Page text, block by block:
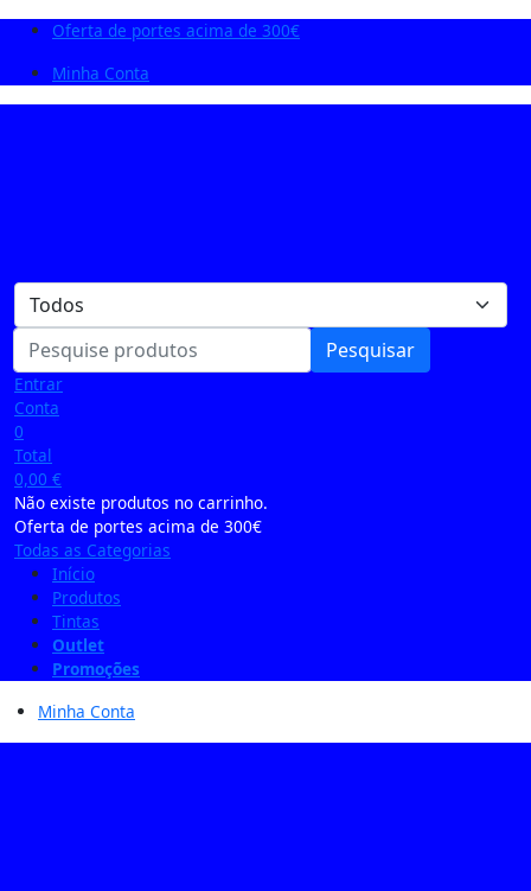
Oferta de portes acima de 300€
Minha Conta
Pesquisar
Entrar
Conta
0
Total
0,00 €
Não existe produtos no carrinho.
Oferta de portes acima de 300€
Todas as Categorias
Início
Produtos
Tintas
Outlet
Promoções
Minha Conta